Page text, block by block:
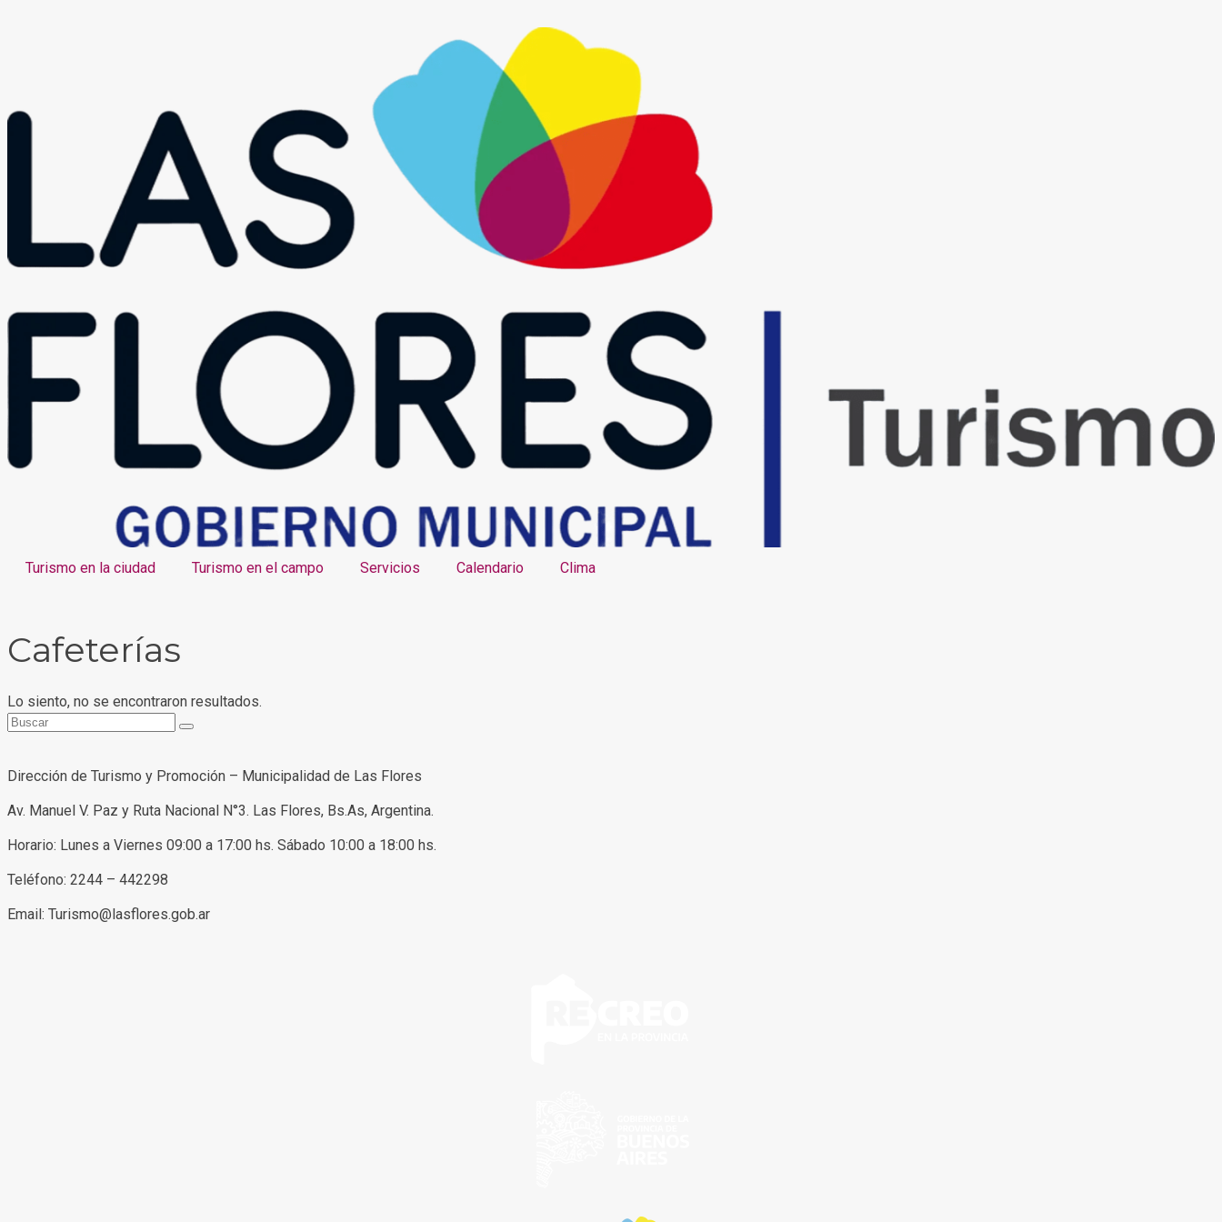
Turismo en la ciudad Turismo en el campo Servicios Calendario Clima
Cafeterías
Lo siento, no se encontraron resultados.
Dirección de Turismo y Promoción – Municipalidad de Las Flores
Av. Manuel V. Paz y Ruta Nacional N°3. Las Flores, Bs.As, Argentina.
Horario: Lunes a Viernes 09:00 a 17:00 hs. Sábado 10:00 a 18:00 hs.
Teléfono: 2244 – 442298
Email: Turismo@lasflores.gob.ar